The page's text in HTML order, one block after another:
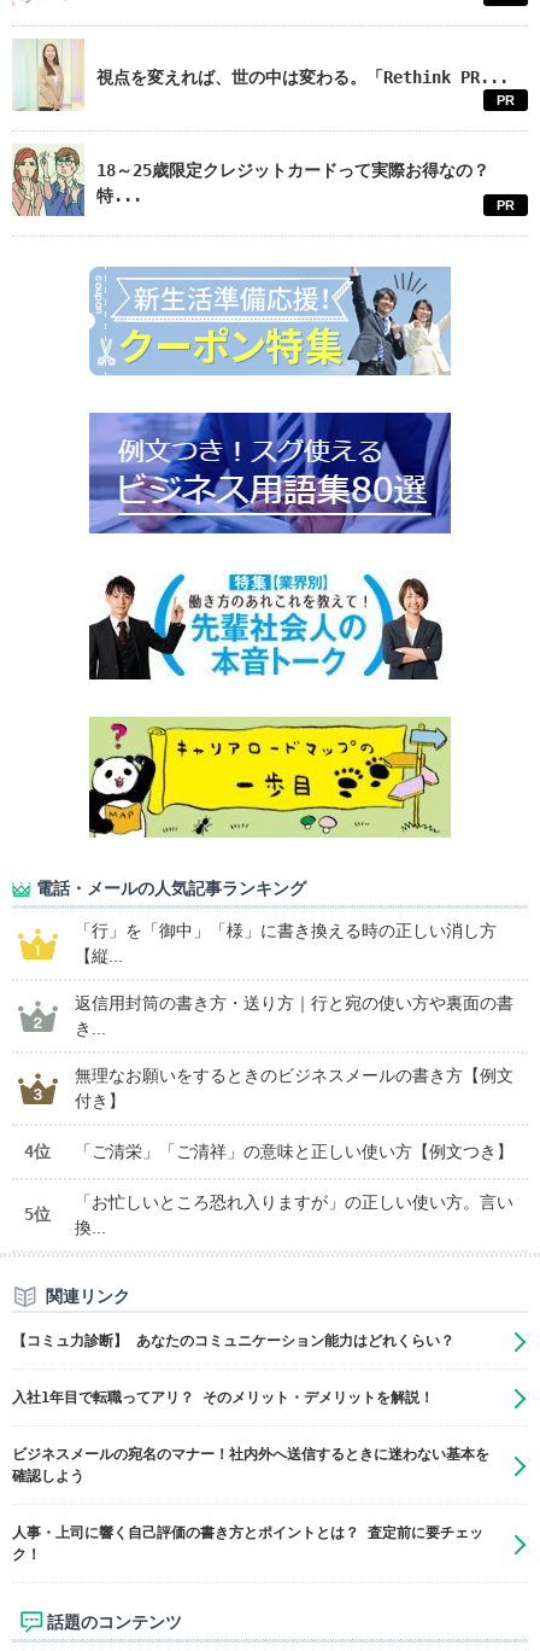
視点を変えれば、世の中は変わる。「Rethink PR...
PR
18～25歳限定クレジットカードって実際お得なの？
特...
PR
電話・メールの人気記事ランキング
「行」を「御中」「様」に書き換える時の正しい消し方
【縦...
返信用封筒の書き方・送り方｜行と宛の使い方や裏面の書
き...
無理なお願いをするときのビジネスメールの書き方【例文
付き】
4位 「ご清栄」「ご清祥」の意味と正しい使い方【例文つき】
5位
「お忙しいところ恐れ入りますが」の正しい使い方。言い
換...
関連リンク
【コミュ力診断】 あなたのコミュニケーション能力はどれくらい？
入社1年目で転職ってアリ？ そのメリット・デメリットを解説！
ビジネスメールの宛名のマナー！社内外へ送信するときに迷わない基本を
確認しよう
人事・上司に響く自己評価の書き方とポイントとは？ 査定前に要チェッ
ク！
話題のコンテンツ